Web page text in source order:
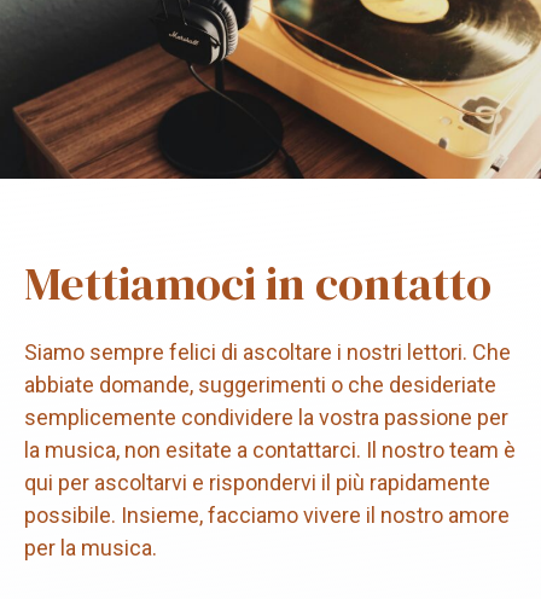
Mettiamoci in contatto
Siamo sempre felici di ascoltare i nostri lettori. Che
abbiate domande, suggerimenti o che desideriate
semplicemente condividere la vostra passione per
la musica, non esitate a contattarci. Il nostro team è
qui per ascoltarvi e rispondervi il più rapidamente
possibile. Insieme, facciamo vivere il nostro amore
per la musica.